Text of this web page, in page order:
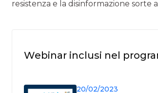
resistenza e la disinformazione sorte
Webinar inclusi nel
20/02/2023